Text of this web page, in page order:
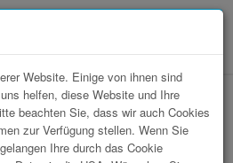
Gast bei Courtyard
Website. Einige von ihnen sind
helfen, diese Website und Ihre
beachten Sie, dass wir auch Cookies
zur Verfügung stellen. Wenn Sie
Ihre durch das Cookie